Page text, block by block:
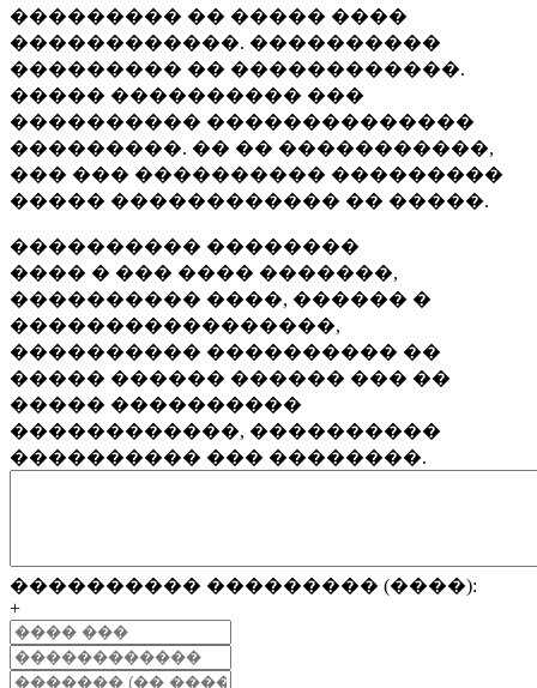
��������� �� ����� ����
������������. ����������
��������� �� ������������.
����� ���������� ���
���������� ��������������
���������. �� �� �����������,
��� ��� ���������� ���������
����� ������������ �� �����.
���������� ��������
���� � ��� ���� �������,
���������� ����, ������ �
�����������������,
���������� ���������� ��
����� ������ ������ ��� ��
����� ����������
������������, ����������
���������� ��� ��������.
���������� ��������� (����):
+